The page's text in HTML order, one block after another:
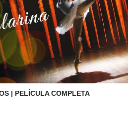
| PELÍCULA COMPLETA